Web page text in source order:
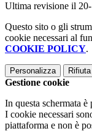
Ultima revisione il
Questo sito o gli
cookie necessari al
COOKIE POLICY.
Personalizza
Gestione cookie
In questa schermata
I cookie necessari
piattaforma e non è